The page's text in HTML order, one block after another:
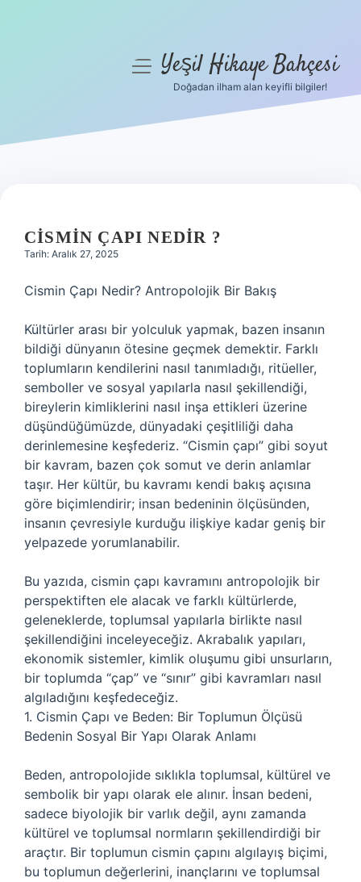
Hakkımızda
menüyüYeşil Hikaye Bahçesi
Doğadan ilham alan keyifli bilgiler!
CISMIN ÇAPI NEDIR ?
Tarih: Aralık 27, 2025
Cismin Çapı Nedir? Antropolojik Bir Bakış
Kültürler arası bir yolculuk yapmak, bazen insanın
bildiği dünyanın ötesine geçmek demektir. Farklı
toplumların kendilerini nasıl tanımladığı, ritüeller,
semboller ve sosyal yapılarla nasıl şekillendiği,
bireylerin kimliklerini nasıl inşa ettikleri üzerine
düşündüğümüzde, dünyadaki çeşitliliği daha
derinlemesine keşfederiz. “Cismin çapı” gibi soyut
bir kavram, bazen çok somut ve derin anlamlar
taşır. Her kültür, bu kavramı kendi bakış açısına
göre biçimlendirir; insan bedeninin ölçüsünden,
insanın çevresiyle kurduğu ilişkiye kadar geniş bir
yelpazede yorumlanabilir.
Bu yazıda, cismin çapı kavramını antropolojik bir
perspektiften ele alacak ve farklı kültürlerde,
geleneklerde, toplumsal yapılarla birlikte nasıl
şekillendiğini inceleyeceğiz. Akrabalık yapıları,
ekonomik sistemler, kimlik oluşumu gibi unsurların,
bir toplumda “çap” ve “sınır” gibi kavramları nasıl
algıladığını keşfedeceğiz.
1. Cismin Çapı ve Beden: Bir Toplumun Ölçüsü
Bedenin Sosyal Bir Yapı Olarak Anlamı
Beden, antropolojide sıklıkla toplumsal, kültürel ve
sembolik bir yapı olarak ele alınır. İnsan bedeni,
sadece biyolojik bir varlık değil, aynı zamanda
kültürel ve toplumsal normların şekillendirdiği bir
araçtır. Bir toplumun cismin çapını algılayış biçimi,
bu toplumun değerlerini, inançlarını ve toplumsal